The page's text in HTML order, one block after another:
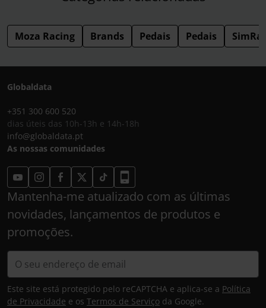
Moza Racing Brands Pedais Pedais
Globaldata
+351 300 600 520
dias úteis das 10h-13h e 14h-18h
info@globaldata.pt
As nossas comunidades
Mantenha-me atualizado com as últimas
novidades, lançamentos de produtos e
promoções.
Este site está protegido pelo reCAPTCHA e aplica-se a Política
de Privacidade e os Termos de Serviço da Google.